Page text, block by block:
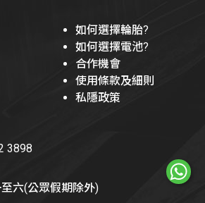
如何選擇輪胎?
如何選擇電池?
合作機會
使用條款及細則
私隱政策
3898
六(公眾假期除外)